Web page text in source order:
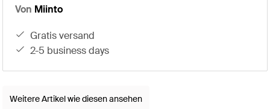
Von Miinto
gratis versand
2-5 business days
Weitere Artikel wie diesen ansehen